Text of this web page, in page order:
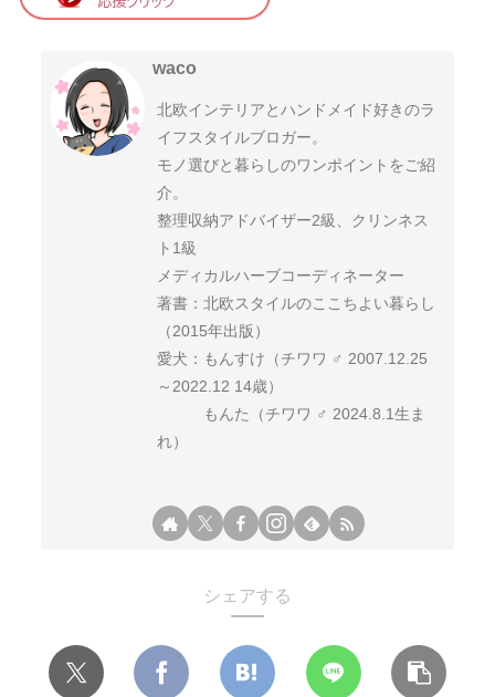
waco
北欧インテリアとハンドメイド好きのラ
イフスタイルブロガー。
モノ選びと暮らしのワンポイントをご紹
介。
整理収納アドバイザー2級、クリンネス
ト1級
メディカルハーブコーディネーター
著書：北欧スタイルのここちよい暮らし
（2015年出版）
愛犬：もんすけ（チワワ ♂ 2007.12.25
～2022.12 14歳）
もんた（チワワ ♂ 2024.8.1生ま
れ）
シェアする